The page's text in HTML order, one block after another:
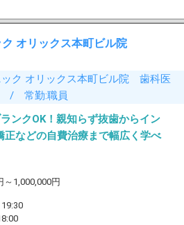
オリックス本町ビル院
ンクOK！親知らず抜歯からイン
正などの自費治療まで幅広く学べ
～1,000,000円
19:30